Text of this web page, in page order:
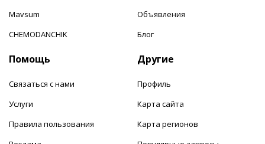
Mavsum
CHEMODANCHIK
Объявления
Блог
Помощь
Связаться с нами
Услуги
Правила пользования
Другие
Профиль
Карта сайта
Карта регионов